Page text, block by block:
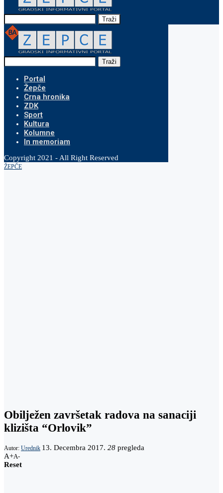
Traži
Traži
Portal
Žepče
Crna hronika
ZDK
Sport
Kultura
Kolumne
In memoriam
Copyright 2021 - All Right Reserved
ŽEPČE
Obilježen završetak radova na sanaciji
klizišta “Orlovik”
Autor: Urednik 13. Decembra 2017. 28 pregleda
A+A-
Reset